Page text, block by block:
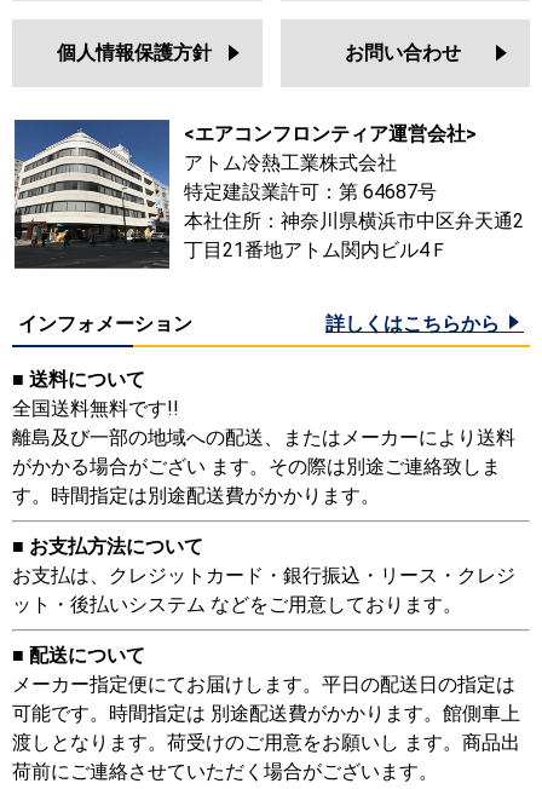
個人情報保護方針 お問い合わせ
<エアコンフロンティア運営会社>
アトム冷熱工業株式会社
特定建設業許可：第 64687号
本社住所：神奈川県横浜市中区弁天通2
丁目21番地アトム関内ビル4Ｆ
インフォメーション 詳しくはこちらから
■ 送料について
全国送料無料です!!
離島及び一部の地域への配送、またはメーカーにより送料
がかかる場合がござい ます。その際は別途ご連絡致しま
す。時間指定は別途配送費がかかります。
■ お支払方法について
お支払は、クレジットカード・銀行振込・リース・クレジ
ット・後払いシステム などをご用意しております。
■ 配送について
メーカー指定便にてお届けします。平日の配送日の指定は
可能です。時間指定は 別途配送費がかかります。館側車上
渡しとなります。荷受けのご用意をお願いし ます。商品出
荷前にご連絡させていただく場合がございます。